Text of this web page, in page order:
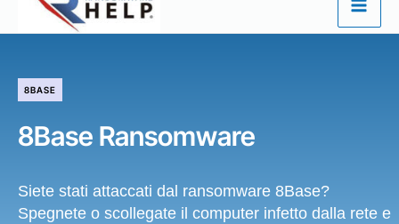
8BASE
8Base Ransomware
Siete stati attaccati dal ransomware 8Base?
Spegnete o scollegate il computer infetto dalla rete e